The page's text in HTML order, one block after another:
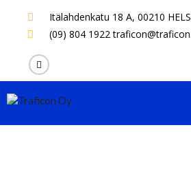
Itälahdenkatu 18 A, 00210
(09) 804 1922